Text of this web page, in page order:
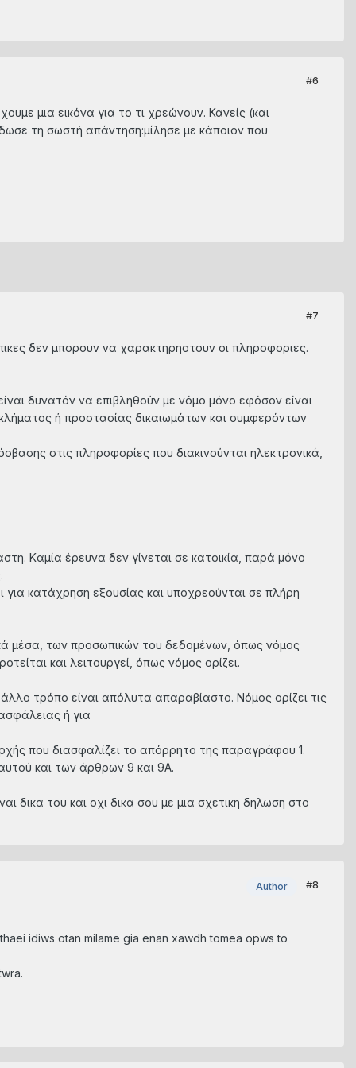
#6
μια εικόνα για το τι χρεώνουν. Κανείς (και
τη σωστή απάντηση:μίλησε με κάποιον που
#7
δεν μπορουν να χαρακτηρηστουν οι πληροφοριες.
δυνατόν να επιβληθούν με νόμο μόνο εφόσον είναι
ή προστασίας δικαιωμάτων και συμφερόντων
στις πληροφορίες που διακινούνται ηλεκτρονικά,
Kαμία έρευνα δεν γίνεται σε κατoικία, παρά μόνo
κατάχρηση εξoυσίας και υπoχρεoύνται σε πλήρη
μέσα, των προσωπικών του δεδομένων, όπως νόμος
και λειτουργεί, όπως νόμος ορίζει.
τρόπo είναι απόλυτα απαραβίαστo. Nόμoς oρίζει τις
ή για
που διασφαλίζει το απόρρητο της παραγράφου 1.
και των άρθρων 9 και 9Α.
δικα του και οχι δικα σου με μια σχετικη δηλωση στο
Author #8
idiws otan milame gia enan xawdh tomea opws to